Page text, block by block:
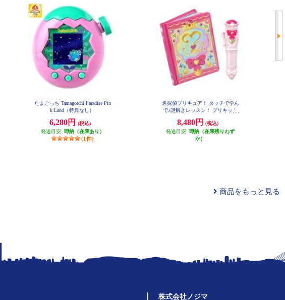
たまごっち Tamagotchi Paradise Pin
k Land（特典なし）
6,280円
(税込)
発送目安: 即納（在庫あり）
(1件)
名探偵プリキュア！ タッチで学ん
で♪謎解きレッスン！ プリキット
8,480円
(税込)
発送目安: 即納（在庫残りわず
か）
商品をもっと見る
株式会社ノジマ